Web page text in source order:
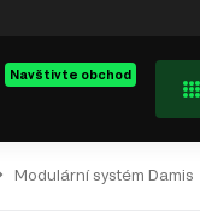
Navštivte obchod
Modulární systém Damis